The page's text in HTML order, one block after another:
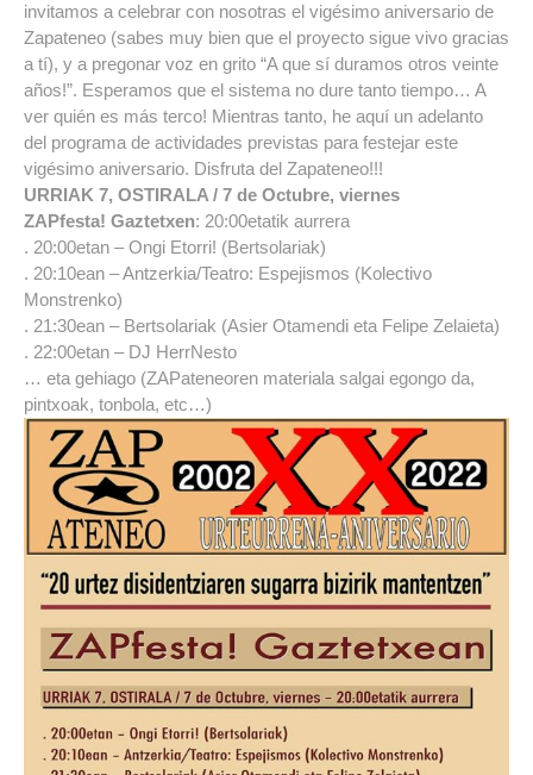
invitamos a celebrar con nosotras el vigésimo aniversario de
Zapateneo (sabes muy bien que el proyecto sigue vivo gracias
a tí), y a pregonar voz en grito “A que sí duramos otros veinte
años!”. Esperamos que el sistema no dure tanto tiempo… A
ver quién es más terco! Mientras tanto, he aquí un adelanto
del programa de actividades previstas para festejar este
vigésimo aniversario. Disfruta del Zapateneo!!!
URRIAK 7, OSTIRALA / 7 de Octubre, viernes
ZAPfesta! Gaztetxen: 20:00etatik aurrera
. 20:00etan – Ongi Etorri! (Bertsolariak)
. 20:10ean – Antzerkia/Teatro: Espejismos (Kolectivo
Monstrenko)
. 21:30ean – Bertsolariak (Asier Otamendi eta Felipe Zelaieta)
. 22:00etan – DJ HerrNesto
… eta gehiago (ZAPateneoren materiala salgai egongo da,
pintxoak, tonbola, etc…)